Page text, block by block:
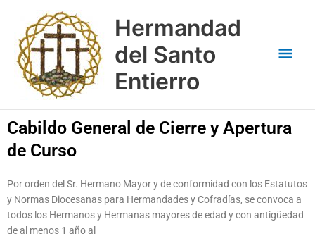
contenido
Hermandad
del Santo
Entierro
Cabildo General de Cierre y Apertura
de Curso
Por orden del Sr. Hermano Mayor y de conformidad con los Estatutos
y Normas Diocesanas para Hermandades y Cofradías, se convoca a
todos los Hermanos y Hermanas mayores de edad y con antigüedad
de al menos 1 año al